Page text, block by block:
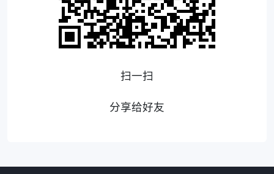
扫一扫
分享给好友